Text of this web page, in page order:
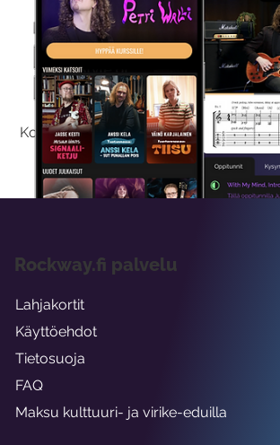
Kokeile Ilmaiseksi
Kokeilemalla ilmaiseksi saat koko
viikon ajaksi.
Rockway.fi palvelu
Lahjakortit
Käyttöehdot
Tietosuoja
FAQ
Maksu kulttuuri- ja virike-eduilla